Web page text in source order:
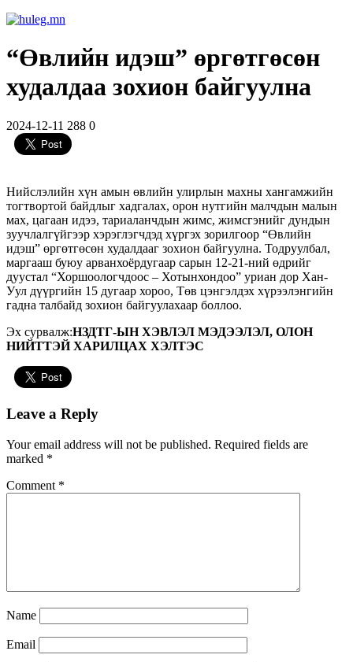
“Өвлийн идэш” өргөтгөсөн
худалдаа зохион байгуулна
2024-12-11 288 0
Нийслэлийн хүн амын өвлийн улирлын махны хангамжийн
тогтвортой байдлыг хадгалах, орон нутгийн малчдын малын
мах, цагаан идээ, тариаланчдын жимс, жимсгэнийг дундын
зуучлалгүйгээр хэрэглэгчдэд хүргэх зорилгоор “Өвлийн
идэш” өргөтгөсөн худалдааг зохион байгуулна. Тодруулбал,
маргааш буюу арванхоёрдугаар сарын 12-21-ний өдрийг
дуустал “Хоршоологчдоос – Хотынхондоо” уриан дор Хан-
Уул дүүргийн 15 дугаар хороо, Төв цэнгэлдэх хүрээлэнгийн
гадна талбайд зохион байгуулахаар боллоо.
Эх сурвалж:НЗДТГ-ЫН ХЭВЛЭЛ МЭДЭЭЛЭЛ, ОЛОН
НИЙТТЭЙ ХАРИЛЦАХ ХЭЛТЭС
Leave a Reply
Your email address will not be published. Required fields are
marked *
Comment *
Name
Email